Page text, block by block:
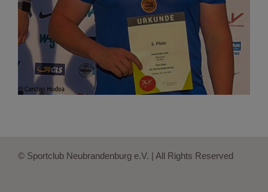
© Sportclub Neubrandenburg e.V. | All Rights Reserved